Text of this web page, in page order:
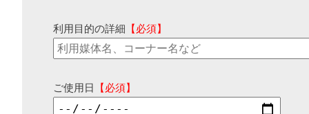
利用目的の詳細 【必須】
ご使用日 【必須】